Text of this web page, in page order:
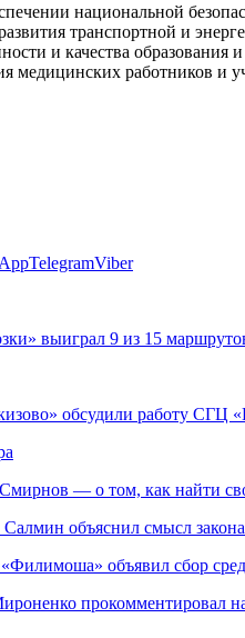
национальной
транспортной и
и качества образования
медицинских работников и
TelegramViber
выиграл 9 из 15
обсудили работу СГЦ
— о том, как найти
Салмин объяснил смысл
объявил сбор
прокомментировал